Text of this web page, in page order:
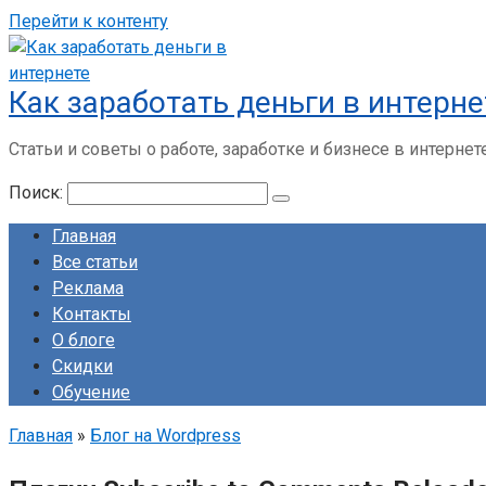
Перейти к контенту
Как заработать деньги в
Статьи и советы о работе, заработке и бизнесе в
Поиск:
Главная
Все статьи
Реклама
Контакты
О блоге
Скидки
Обучение
Главная » Блог на Wordpress